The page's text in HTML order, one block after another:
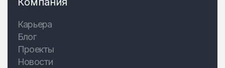
Карьера
Блог
Проекты
Новости